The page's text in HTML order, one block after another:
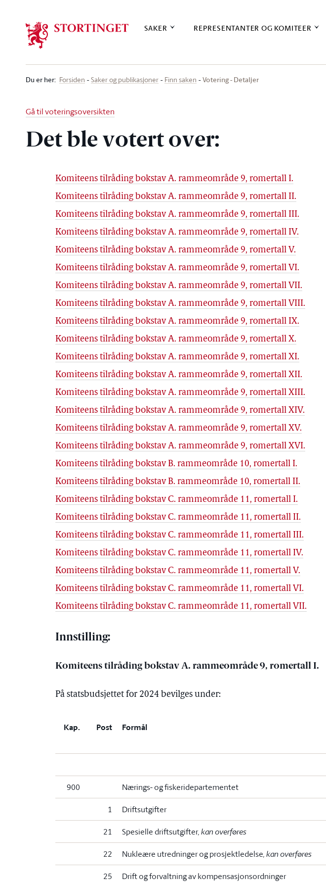
SAKER REPRESENTANTER OG KOMITEER
Du er her: Forsiden Saker og publikasjoner Finn saken Votering - Detaljer
Gå til voteringsoversikten
Det ble votert over:
Komiteens tilråding bokstav A. rammeområde 9, romertall I.
Komiteens tilråding bokstav A. rammeområde 9, romertall II.
Komiteens tilråding bokstav A. rammeområde 9, romertall III.
Komiteens tilråding bokstav A. rammeområde 9, romertall IV.
Komiteens tilråding bokstav A. rammeområde 9, romertall V.
Komiteens tilråding bokstav A. rammeområde 9, romertall VI.
Komiteens tilråding bokstav A. rammeområde 9, romertall VII.
Komiteens tilråding bokstav A. rammeområde 9, romertall VIII.
Komiteens tilråding bokstav A. rammeområde 9, romertall IX.
Komiteens tilråding bokstav A. rammeområde 9, romertall X.
Komiteens tilråding bokstav A. rammeområde 9, romertall XI.
Komiteens tilråding bokstav A. rammeområde 9, romertall XII.
Komiteens tilråding bokstav A. rammeområde 9, romertall XIII.
Komiteens tilråding bokstav A. rammeområde 9, romertall XIV.
Komiteens tilråding bokstav A. rammeområde 9, romertall XV.
Komiteens tilråding bokstav A. rammeområde 9, romertall XVI.
Komiteens tilråding bokstav B. rammeområde 10, romertall I.
Komiteens tilråding bokstav B. rammeområde 10, romertall II.
Komiteens tilråding bokstav C. rammeområde 11, romertall I.
Komiteens tilråding bokstav C. rammeområde 11, romertall II.
Komiteens tilråding bokstav C. rammeområde 11, romertall III.
Komiteens tilråding bokstav C. rammeområde 11, romertall IV.
Komiteens tilråding bokstav C. rammeområde 11, romertall V.
Komiteens tilråding bokstav C. rammeområde 11, romertall VI.
Komiteens tilråding bokstav C. rammeområde 11, romertall VII.
Innstilling:
Komiteens tilråding bokstav A. rammeområde 9, romertall I.
På statsbudsjettet for 2024 bevilges under:
Kap. Post Formål
900 Nærings- og fiskeridepartementet
1 Driftsutgifter
21 Spesielle driftsutgifter, kan overføres
22 Nukleære utredninger og prosjektledelse, kan overføres
25 Drift og forvaltning av kompensasjonsordninger